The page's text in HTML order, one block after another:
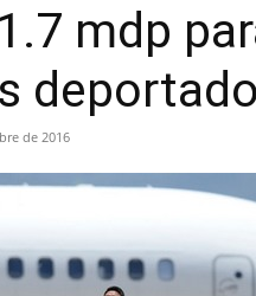
mdp
de 2016